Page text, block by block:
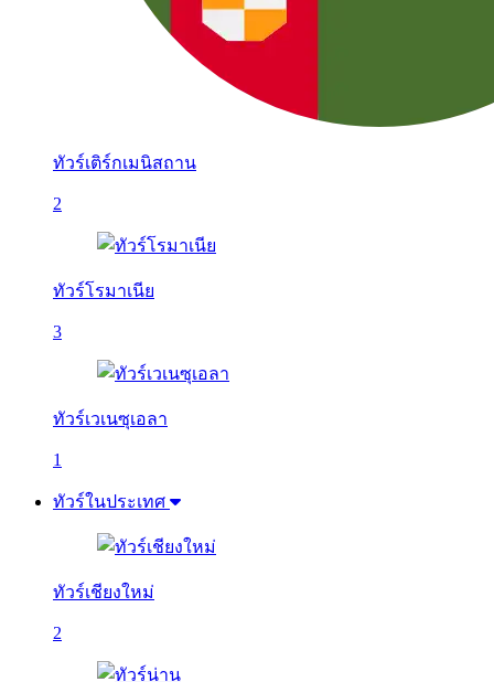
ทัวร์เติร์กเมนิสถาน
2
ทัวร์โรมาเนีย
3
ทัวร์เวเนซุเอลา
1
ทัวร์ในประเทศ
ทัวร์เชียงใหม่
2